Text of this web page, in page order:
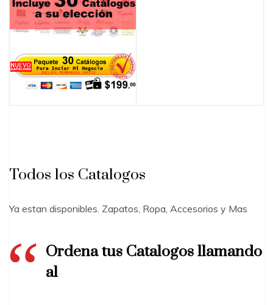
Todos los Catalogos
Ya estan disponibles. Zapatos, Ropa, Accesorios y Mas
Ordena tus Catalogos llamando
al